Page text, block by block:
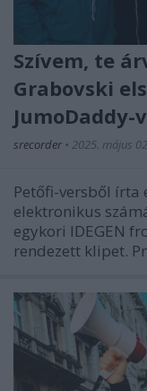
Szívem, te
Grabovski
JumoDaddy-
srecorder • 2025. május 02.
Petőfi-versből írta
elektronikus
egykori IDEGEN
rendezett klipet.